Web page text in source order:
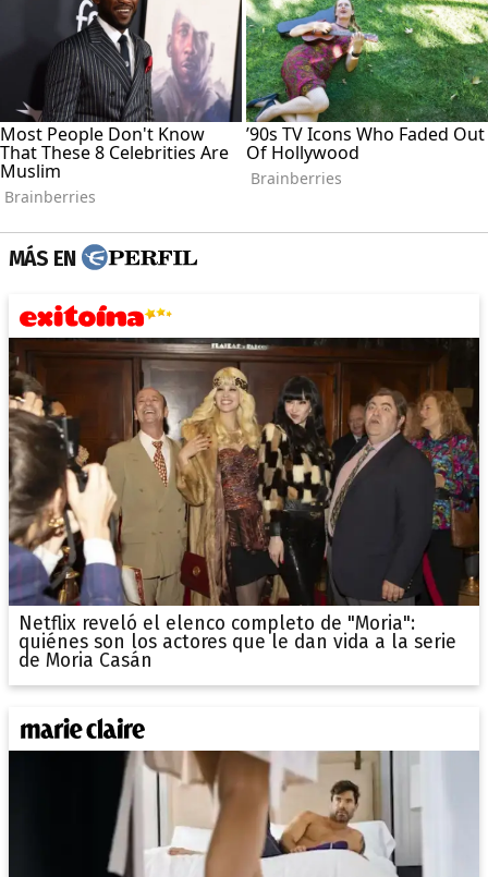
MÁS EN
Netflix reveló el elenco completo de "Moria":
quiénes son los actores que le dan vida a la serie
de Moria Casán